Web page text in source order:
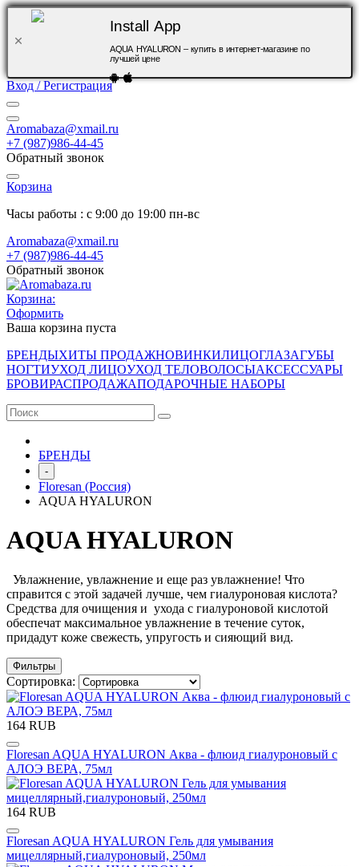
Install App
AQUA HYALURON – купить в интернет-магазине по
лучшей цене
Вход / Регистрация
Aromabaza@xmail.ru
+7 (987)986-44-45
Обратный звонок
Корзина
Часы работы : с 9:00 до 19:00 пн-вс
Aromabaza@xmail.ru
+7 (987)986-44-45
Обратный звонок
Корзина:
Оформить
Ваша корзина пуста
БРЕНДЫХИТЫ ПРОДАЖНОВИНКИЛИЦОГЛАЗАГУБЫ
НОГТИУХОД ЛИЦОУХОД ТЕЛОВОЛОСЫАКСЕССУАРЫ
БРОВИРАСПРОДАЖАПОДАРОЧНЫЕ НАБОРЫ
БРЕНДЫ
-
Floresan (Россия)
AQUA HYALURON
AQUA HYALURON
Увлажнение, увлажнение и еще раз увлажнение! Что
справится с этой задачей лучше, чем гиалуроновая кислота?
Средства для очищения и ухода с гиалуроновой кислотой
обеспечат максимальное увлажнение в течение суток,
придадут коже свежесть, упругость и сияющий вид.
Фильтры
Сортировка:
164 RUB
Floresan AQUA HYALURON Аква - флюид гиалуроновый с
АЛОЭ ВЕРА, 75мл
164 RUB
Floresan AQUA HYALURON Гель для умывания
мицеллярный,гиалуроновый, 250мл